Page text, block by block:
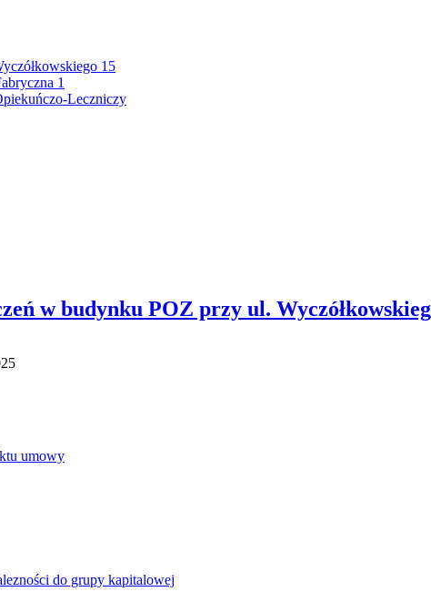
15
1
Leczniczy
w budynku POZ przy ul.
umowy
do grupy kapitalowej